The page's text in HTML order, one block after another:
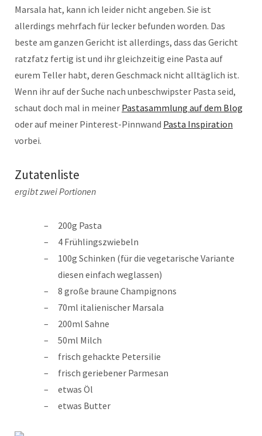
Marsala hat, kann ich leider nicht angeben. Sie ist
allerdings mehrfach für lecker befunden worden. Das
beste am ganzen Gericht ist allerdings, dass das Gericht
ratzfatz fertig ist und ihr gleichzeitig eine Pasta auf
eurem Teller habt, deren Geschmack nicht alltäglich ist.
Wenn ihr auf der Suche nach unbeschwipster Pasta seid,
schaut doch mal in meiner Pastasammlung auf dem Blog
oder auf meiner Pinterest-Pinnwand Pasta Inspiration
vorbei.
Zutatenliste
ergibt zwei Portionen
200g Pasta
4 Frühlingszwiebeln
100g Schinken (für die vegetarische Variante
diesen einfach weglassen)
8 große braune Champignons
70ml italienischer Marsala
200ml Sahne
50ml Milch
frisch gehackte Petersilie
frisch geriebener Parmesan
etwas Öl
etwas Butter